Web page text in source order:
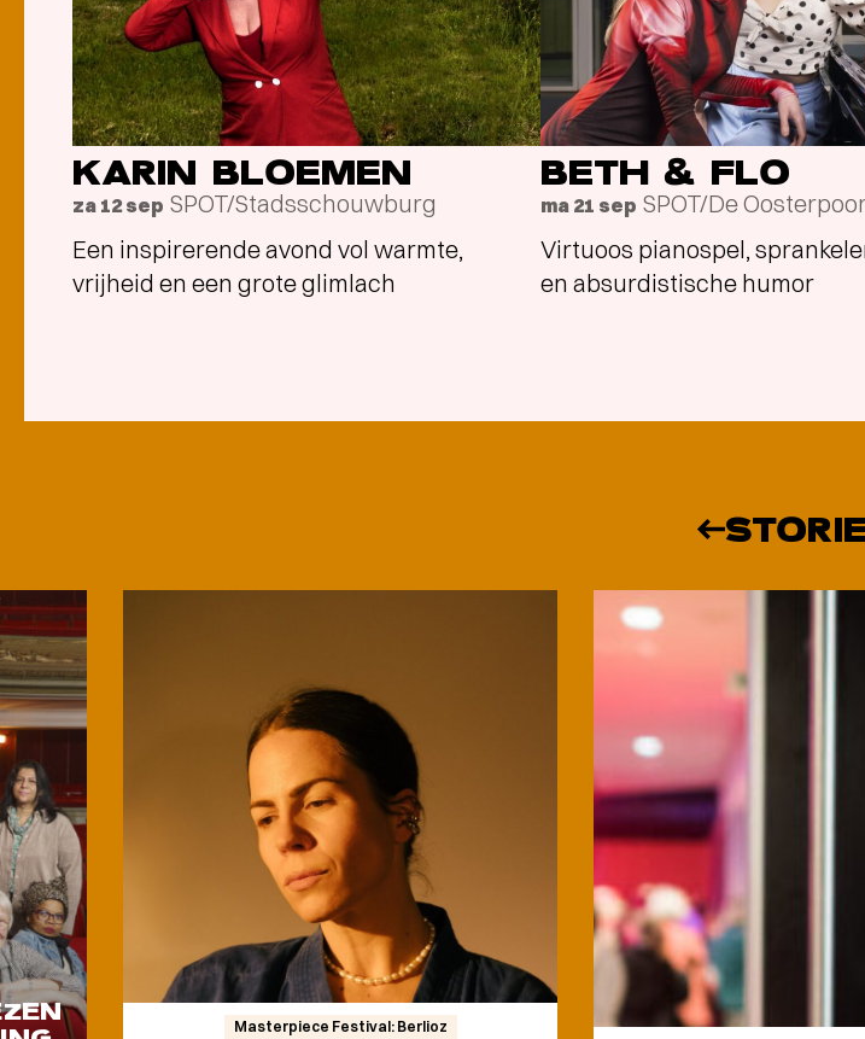
KARIN BLOEMEN
za 12 sep SPOT/Stadsschouwburg
Een inspirerende avond vol warmte,
vrijheid en een grote glimlach
BETH & FLO
ma 21 sep SPOT/De
Virtuoos pianospel,
en absurdistische humor
Masterpiece Festival: Berlioz